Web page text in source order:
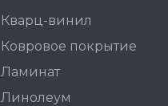
Кварц-винил
Ковровое покрытие
Ламинат
Линолеум